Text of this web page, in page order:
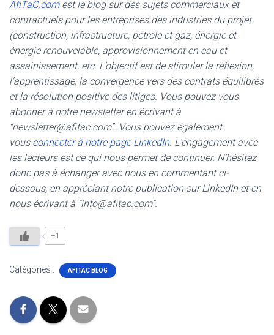
AfiTaC.comest le blog sur des sujets commerciaux et
contractuels pour les entreprises des industries du projet
(construction, infrastructure, pétrole et gaz, énergie et
énergie renouvelable, approvisionnement en eau et
assainissement, etc. L’objectif est de stimuler la réflexion,
l’apprentissage, la convergence vers des contrats équilibrés
et la résolution positive des litiges. Vous pouvez vous
abonner à notre newsletter en écrivant à
“newsletter@afitac.com”. Vous pouvez également
vous connecter à notre page LinkedIn. L’engagement avec
les lecteurs est ce qui nous permet de continuer. N’hésitez
donc pas à échanger avec nous en commentant ci-
dessous, en appréciant notre publication sur LinkedIn et en
nous écrivant à “info@afitac.com”.
+1
Catégories : AFITAC BLOG